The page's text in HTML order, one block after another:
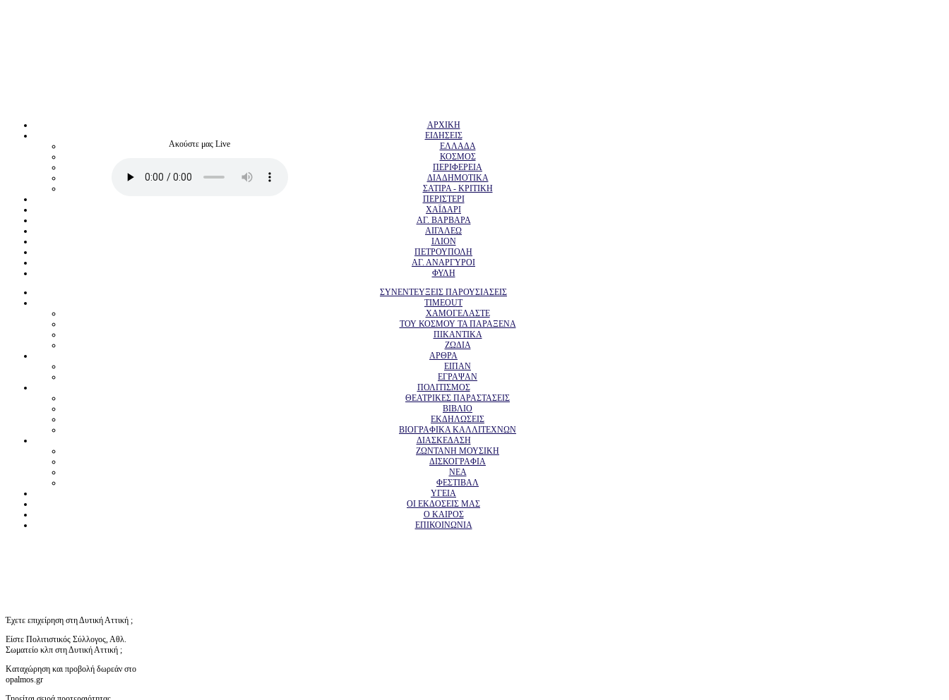
Ακούστε μας Live
ΑΡΧΙΚΗ
ΕΙΔΗΣΕΙΣ
ΕΛΛΑΔΑ
ΚΟΣΜΟΣ
ΠΕΡΙΦΕΡΕΙΑ
ΔΙΑΔΗΜΟΤΙΚΑ
ΣΑΤΙΡΑ - ΚΡΙΤΙΚΗ
ΠΕΡΙΣΤΕΡΙ
ΧΑΪΔΑΡΙ
ΑΓ. ΒΑΡΒΑΡΑ
ΑΙΓΑΛΕΩ
ΙΛΙΟΝ
ΠΕΤΡΟΥΠΟΛΗ
ΑΓ. ΑΝΑΡΓΥΡΟΙ
ΦΥΛΗ
ΣΥΝΕΝΤΕΥΞΕΙΣ ΠΑΡΟΥΣΙΑΣΕΙΣ
TIMEOUT
ΧΑΜΟΓΕΛΑΣΤΕ
ΤΟΥ ΚΟΣΜΟΥ ΤΑ ΠΑΡΑΞΕΝΑ
ΠΙΚΑΝΤΙΚΑ
ΖΩΔΙΑ
ΑΡΘΡΑ
ΕΙΠΑΝ
ΕΓΡΑΨΑΝ
ΠΟΛΙΤΙΣΜΟΣ
ΘΕΑΤΡΙΚΕΣ ΠΑΡΑΣΤΑΣΕΙΣ
ΒΙΒΛΙΟ
ΕΚΔΗΛΩΣΕΙΣ
ΒΙΟΓΡΑΦΙΚΑ ΚΑΛΛΙΤΕΧΝΩΝ
ΔΙΑΣΚΕΔΑΣΗ
ΖΩΝΤΑΝΗ ΜΟΥΣΙΚΗ
ΔΙΣΚΟΓΡΑΦΙΑ
ΝΕΑ
ΦΕΣΤΙΒΑΛ
ΥΓΕΙΑ
ΟΙ ΕΚΔΟΣΕΙΣ ΜΑΣ
Ο ΚΑΙΡΟΣ
ΕΠΙΚΟΙΝΩΝΙΑ
Έχετε επιχείρηση στη Δυτική Αττική ;
Είστε Πολιτιστικός Σύλλογος, Αθλ.
Σωματείο κλπ στη Δυτική Αττική ;
Καταχώρηση και προβολή δωρεάν στο
opalmos.gr